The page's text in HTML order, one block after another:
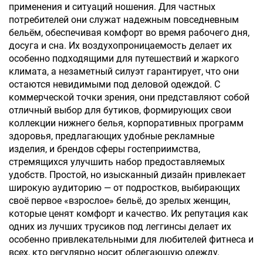
применения и ситуаций ношения. Для частных
потребителей они служат надежным повседневным
бельём, обеспечивая комфорт во время рабочего дня,
досуга и сна. Их воздухопроницаемость делает их
особенно подходящими для путешествий и жаркого
климата, а незаметный силуэт гарантирует, что они
остаются невидимыми под деловой одеждой. С
коммерческой точки зрения, они представляют собой
отличный выбор для бутиков, формирующих свои
коллекции нижнего белья, корпоративных программ
здоровья, предлагающих удобные рекламные
изделия, и брендов сферы гостеприимства,
стремящихся улучшить набор предоставляемых
удобств. Простой, но изысканный дизайн привлекает
широкую аудиторию — от подростков, выбирающих
своё первое «взрослое» бельё, до зрелых женщин,
которые ценят комфорт и качество. Их репутация как
одних из лучших трусиков под леггинсы делает их
особенно привлекательными для любителей фитнеса и
всех, кто регулярно носит облегающую одежду.